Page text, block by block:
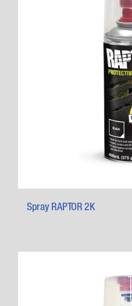
Spray RAPTOR 2K